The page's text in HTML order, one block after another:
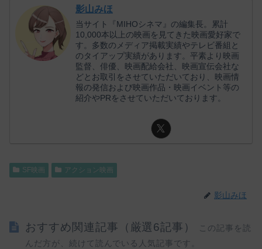
影山みほ
当サイト『MIHOシネマ』の編集長。累計
10,000本以上の映画を見てきた映画愛好家で
す。多数のメディア掲載実績やテレビ番組と
のタイアップ実績があります。平素より映画
監督、俳優、映画配給会社、映画宣伝会社な
どとお取引をさせていただいており、映画情
報の発信および映画作品・映画イベント等の
紹介やPRをさせていただいております。
SF映画 アクション映画
影山みほ
おすすめ関連記事（厳選6記事）
この記事を読
んだ方が、続けて読んでいる人気記事です。